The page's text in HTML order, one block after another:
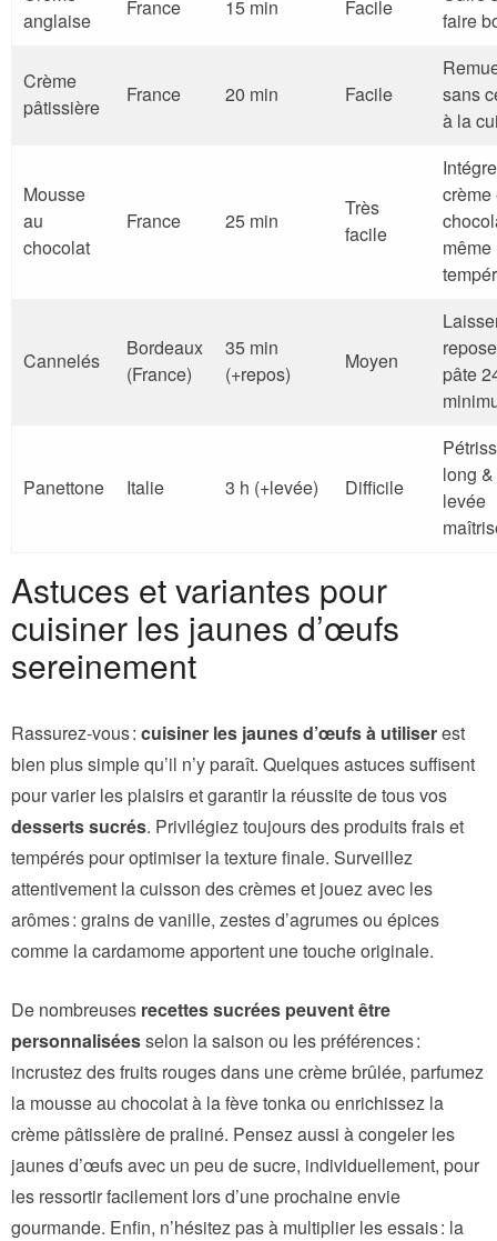
anglaise
France 15 min Facile
faire
Crème
pâtissière
France 20 min Facile
sans
à la
Mousse
au
chocolat
France 25 min
Très
facile
crème
même
Cannelés
Bordeaux
(France)
35 min
(+repos)
Moyen
pâte
Panettone Italie 3 h (+levée) Difficile
long &
levée
Astuces et variantes pour
cuisiner les jaunes d’œufs
sereinement
Rassurez-vous : cuisiner les jaunes d’œufs à utiliserest
bien plus simple qu’il n’y paraît. Quelques astuces suffisent
pour varier les plaisirs et garantir la réussite de tous vos
desserts sucrés. Privilégiez toujours des produits frais et
tempérés pour optimiser la texture finale. Surveillez
attentivement la cuisson des crèmes et jouez avec les
arômes : grains de vanille, zestes d’agrumes ou épices
comme la cardamome apportent une touche originale.
De nombreuses recettes sucrées peuvent être
personnaliséesselon la saison ou les préférences :
incrustez des fruits rouges dans une crème brûlée, parfumez
la mousse au chocolat à la fève tonka ou enrichissez la
crème pâtissière de praliné. Pensez aussi à congeler les
jaunes d’œufs avec un peu de sucre, individuellement, pour
les ressortir facilement lors d’une prochaine envie
gourmande. Enfin, n’hésitez pas à multiplier les essais : la